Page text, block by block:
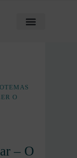
O
– O